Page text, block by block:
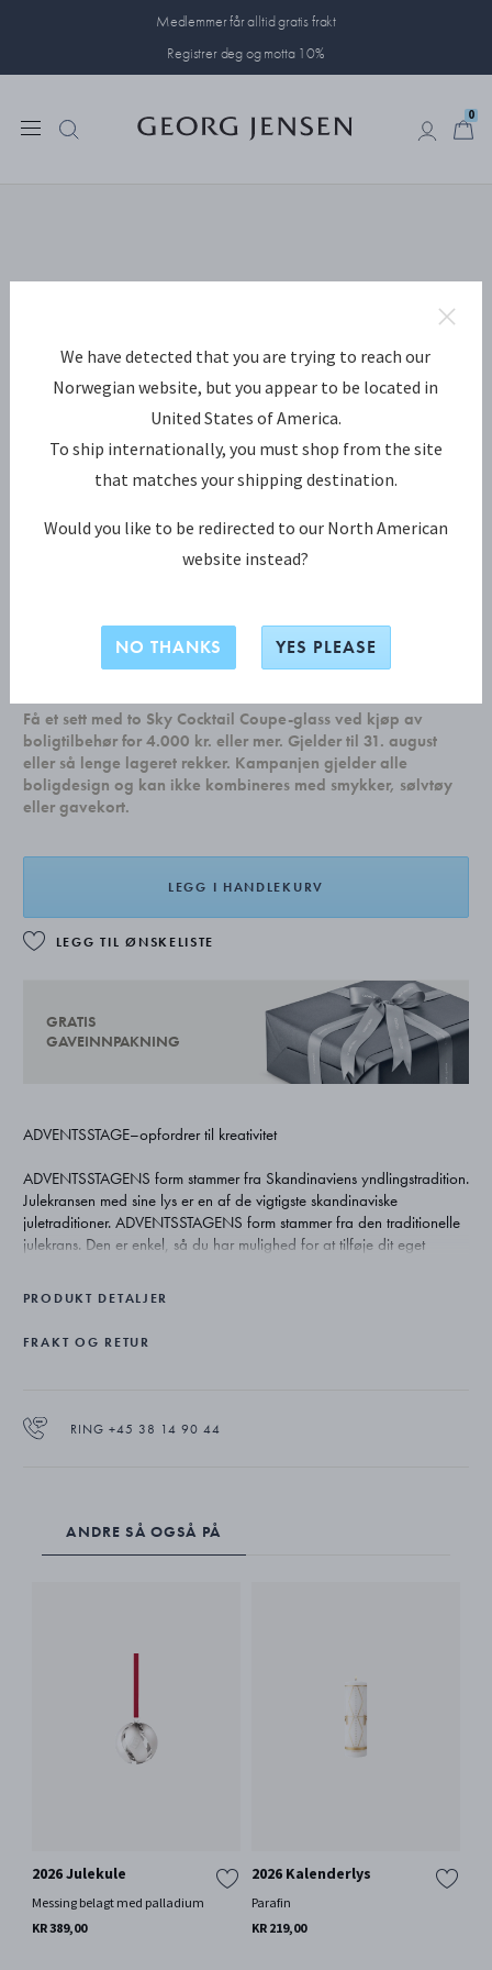
Medlemmer får alltid gratis frakt
Registrer deg og motta 10%
0
SEASON lysestage
Få et sett med to Sky Cocktail Coupe-glass ved kjøp av
boligtilbehør for 4.000 kr. eller mer. Gjelder til 31. august
eller så lenge lageret rekker. Kampanjen gjelder alle
boligdesign og kan ikke kombineres med smykker, sølvtøy
eller gavekort.
LEGG I HANDLEKURV
LEGG TIL ØNSKELISTE
GRATIS
GAVEINNPAKNING
ADVENTSSTAGE–opfordrer til kreativitet
ADVENTSSTAGENS form stammer fra Skandinaviens yndlingstradition.
Julekransen med sine lys er en af de vigtigste skandinaviske
juletraditioner. ADVENTSSTAGENS form stammer fra den traditionelle
julekrans. Den er enkel, så du har mulighed for at tilføje dit eget
varme understreger den afslappede julestemning og opfordrer hele
En elegant måde at fejre julens traditioner på.
PRODUKT DETALJER
FRAKT OG RETUR
RING +45 38 14 90 44
ANDRE SÅ OGSÅ PÅ
2026 Julekule
Messing belagt med palladium
KR 389,00
2026 Kalenderlys
Parafin
KR 219,00
We have detected that you are trying to reach our
Norwegian website, but you appear to be located in
United States of America.
To ship internationally, you must shop from the site
that matches your shipping destination.
Would you like to be redirected to our North American
website instead?
NO THANKS YES PLEASE